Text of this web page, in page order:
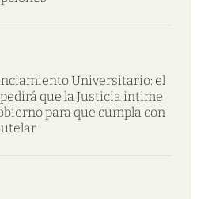
Universitario: el
que la Justicia intime
para que cumpla con